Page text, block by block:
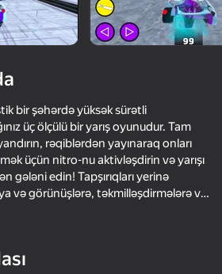
bir şəhərdə yüksək sürətli
üç ölçülü bir yarış oyunudur. Tam
rəqiblərdən yayınaraq onları
üçün nitro-nu aktivləşdirin və yarışı
gələni edin! Tapşırıqları yerinə
və görünüşlərə, təkmilləşdirmələrə və
açmaq üçün pulsuz gəzintiyə
istəyinizi sübut edə və bu